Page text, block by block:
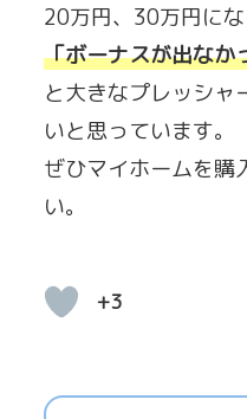
20万円、30万円にな
「ボーナスが出なか
と大きなプレッシャ
いと思っています。
ぜひマイホームを購
い。
+3